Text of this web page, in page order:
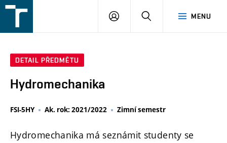
v
MENU
PŘIHLÁŠENÍ
DETAIL PŘEDMĚTU
Hydromechanika
FSI-5HY Ak. rok: 2021/2022 Zimní semestr
Hydromechanika má seznámit studenty se